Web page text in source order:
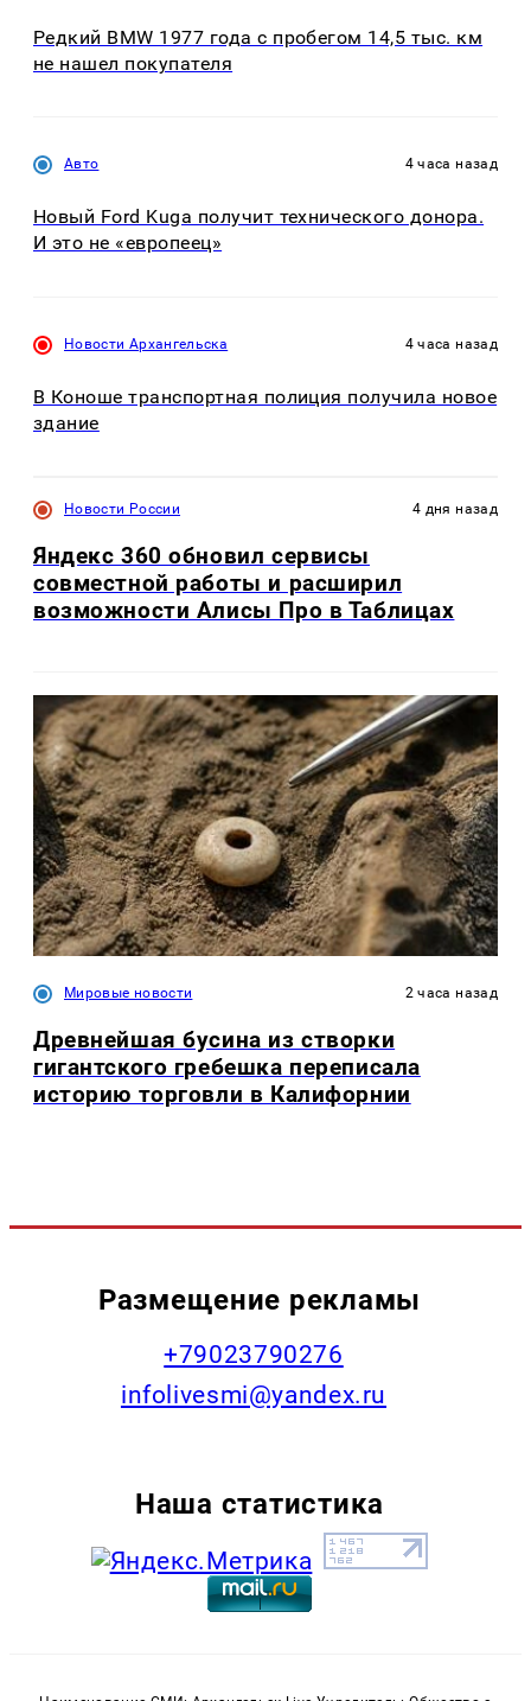
Редкий BMW 1977 года с пробегом 14,5 тыс. км
не нашел покупателя
Авто 4 часа назад
Новый Ford Kuga получит технического донора.
И это не «европеец»
Новости Архангельска 4 часа назад
В Коноше транспортная полиция получила новое
здание
Новости России 4 дня назад
Яндекс 360 обновил сервисы
совместной работы и расширил
возможности Алисы Про в Таблицах
Мировые новости 2 часа назад
Древнейшая бусина из створки
гигантского гребешка переписала
историю торговли в Калифорнии
Размещение рекламы
+79023790276
infolivesmi@yandex.ru
Наша статистика